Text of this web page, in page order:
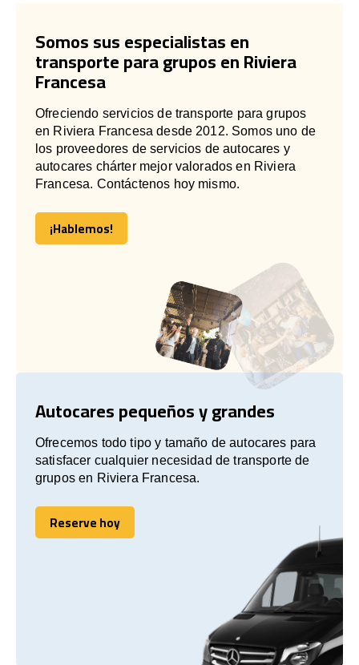
Somos sus especialistas en
transporte para grupos en Riviera
Francesa
Ofreciendo servicios de transporte para grupos
en Riviera Francesa desde 2012. Somos uno de
los proveedores de servicios de autocares y
autocares chárter mejor valorados en Riviera
Francesa. Contáctenos hoy mismo.
¡Hablemos!
¡Hablemos!
Autocares pequeños y grandes
Ofrecemos todo tipo y tamaño de autocares para
satisfacer cualquier necesidad de transporte de
grupos en Riviera Francesa.
Reserve hoy
Reserve hoy